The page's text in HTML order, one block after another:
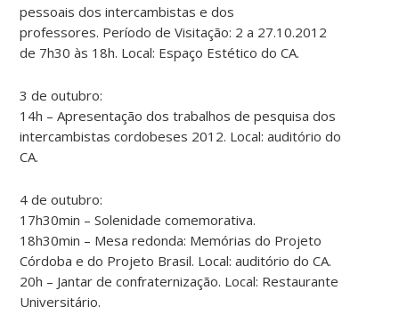
pessoais dos intercambistas e dos
professores. Período de Visitação: 2 a 27.10.2012
de 7h30 às 18h. Local: Espaço Estético do CA.
3 de outubro:
14h – Apresentação dos trabalhos de pesquisa dos
intercambistas cordobeses 2012. Local: auditório do
CA.
4 de outubro:
17h30min – Solenidade comemorativa.
18h30min – Mesa redonda: Memórias do Projeto
Córdoba e do Projeto Brasil. Local: auditório do CA.
20h – Jantar de confraternização. Local: Restaurante
Universitário.